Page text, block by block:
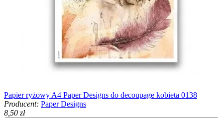
Papier ryżowy A4 Paper Designs do decoupage kobieta 0138
Producent: Paper Designs
8,50 zł